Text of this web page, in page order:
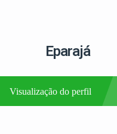
Eparajá
Visualização do perfil